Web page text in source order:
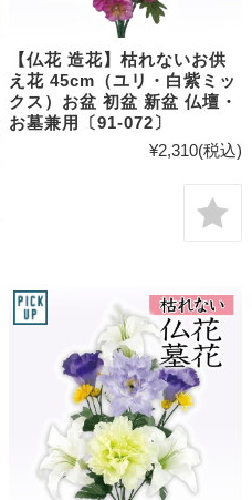
【仏花 造花】枯れないお供
え花 45cm（ユリ・白紫ミッ
クス）お盆 初盆 新盆 仏壇・
お墓兼用〔91-072〕
¥2,310(税込)